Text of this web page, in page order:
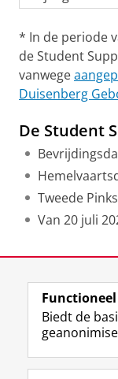
* In de periode
de Student
vanwege
Duisenberg
De Student
Tweede
Van 20 juli
View this page in:
Volg
Functioneel
Biedt de